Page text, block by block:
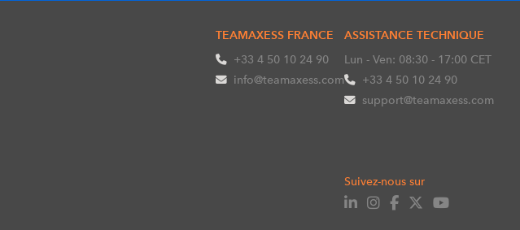
TEAMAXESS FRANCE
+33 4 50 10 24 90
info@teamaxess.com
ASSISTANCE TECHNIQUE
Lun - Ven: 08:30 - 17:00 CET
+33 4 50 10 24 90
support@teamaxess.com
Suivez-nous sur